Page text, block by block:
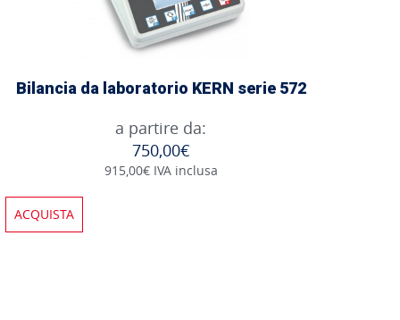
Bilancia da laboratorio KERN serie 572
a partire da:
750,00€
915,00€ IVA inclusa
ACQUISTA